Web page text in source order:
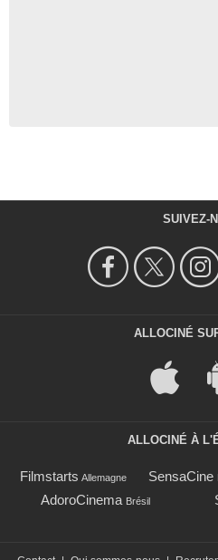
SUIVEZ-
ALLOCINÉ
ALLOCINÉ À
Filmstarts Allemagne SensaCine
AdoroCinema Brésil